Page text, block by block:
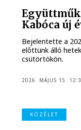
Kabóca új
Bejelentette a
előttünk álló
csütörtökön.
2026. MÁJUS 15.
KÖZÉLET